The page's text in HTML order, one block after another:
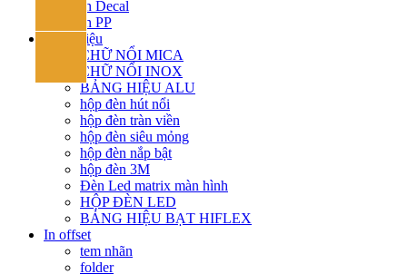
In Decal
In PP
Bảng hiệu
CHỮ NỔI MICA
CHỮ NỔI INOX
BẢNG HIỆU ALU
hộp đèn hút nổi
hộp đèn tràn viền
hộp đèn siêu mỏng
hộp đèn nắp bật
hộp đèn 3M
Đèn Led matrix màn hình
HỘP ĐÈN LED
BẢNG HIỆU BẠT HIFLEX
In offset
tem nhãn
folder